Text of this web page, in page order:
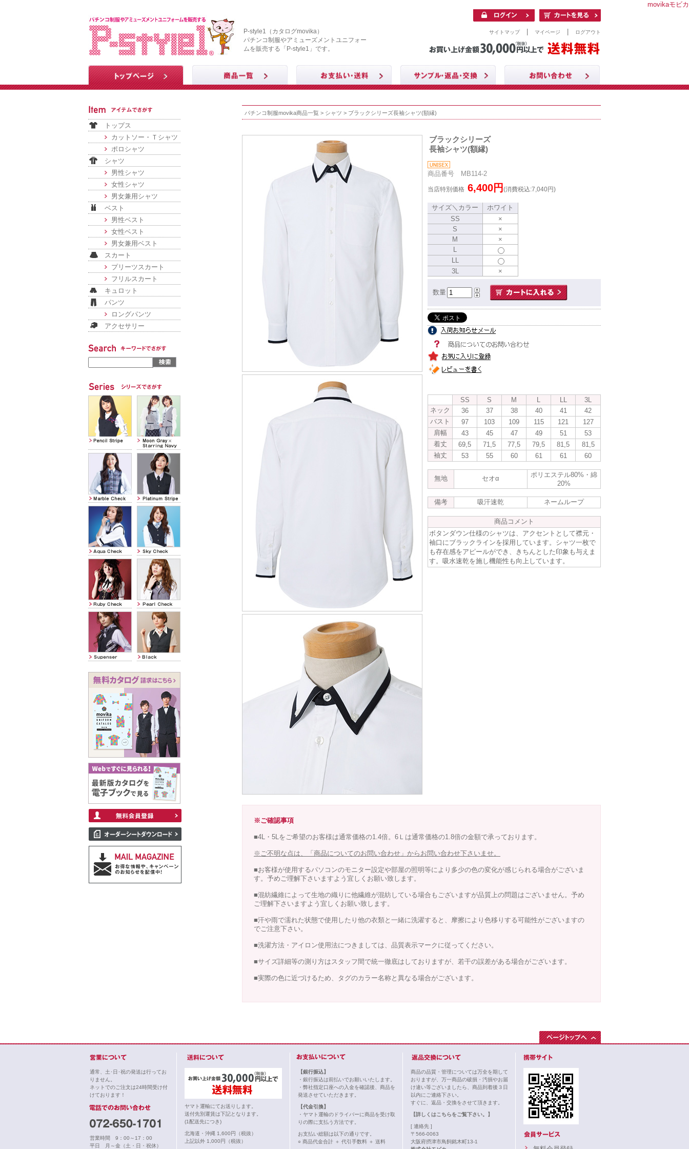
movikaモビカ
P-style1（カタログmovika）
パチンコ制服やアミューズメントユニフォー
ムを販売する「P-style1」です。
サイトマップ| マイページ ログアウト
トップス
カットソー・Ｔシャツ
ポロシャツ
シャツ
男性シャツ
女性シャツ
男女兼用シャツ
ベスト
男性ベスト
女性ベスト
男女兼用ベスト
スカート
プリーツスカート
フリルスカート
キュロット
パンツ
ロングパンツ
アクセサリー
パチンコ制服movika商品一覧 > シャツ > ブラックシリーズ長袖シャツ(額縁)
ブラックシリーズ
長袖シャツ(額縁)
商品番号 MB114-2
当店特別価格 6,400円 (消費税込:7,040円)
サイズ＼カラー
ホワイト
SS
×
S
×
M
×
L
LL
3L
×
数量
SS S M L LL
3L
ネック
36 37 38 40 41
42
バスト
97 103 109 115 121
127
肩幅
43 45 47 49 51
53
着丈
69,5 71,5 77,5 79,5 81,5
81,5
袖丈
53 55 60 61 61 60
無地 セオα
ポリエステル80%・綿
20%
備考 吸汗速乾 ネームループ
商品コメント
ボタンダウン仕様のシャツは、アクセントとして襟元・
袖口にブラックラインを採用しています。シャツ一枚で
も存在感をアピールができ、きちんとした印象も与えま
す。吸水速乾を施し機能性も向上しています。
※ご確認事項
■4L・5Lをご希望のお客様は通常価格の1.4倍。6Ｌは通常価格の1.8倍の金額で承っております。
※ご不明な点は、「商品についてのお問い合わせ」からお問い合わせ下さいませ。
■お客様が使用するパソコンのモニター設定や部屋の照明等により多少の色の変化が感じられる場合がございま
す。予めご理解下さいますよう宜しくお願い致します。
■混紡繊維によって生地の織りに他繊維が混紡している場合もございますが品質上の問題はございません。予め
ご理解下さいますよう宜しくお願い致します。
■汗や雨で濡れた状態で使用したり他の衣類と一緒に洗濯すると、摩擦により色移りする可能性がございますの
でご注意下さい。
■洗濯方法・アイロン使用法につきましては、品質表示マークに従ってください。
■サイズ詳細等の測り方はスタッフ間で統一徹底はしておりますが、若干の誤差がある場合がございます。
■実際の色に近づけるため、タグのカラー名称と異なる場合がございます。
通常、土･日･祝の発送は行ってお
りません。
ネットでのご注文は24時間受け付
けております！
営業時間 9：00～17：00
平日 月～金（土・日・祝休）
ヤマト運輸にてお送りします。
送付先別運賃は下記となります。
(1配送先につき)
北海道・沖縄 1,600円（税抜）
上記以外 1,000円（税抜）
【銀行振込】
・銀行振込は前払いでお願いいたします。
・弊社指定口座への入金を確認後、商品を
発送させていただきます。
【代金引換】
・ヤマト運輸のドライバーに商品を受け取
りの際に支払う方法です。
お支払い総額は以下の通りです。
○ 商品代金合計 ＋ 代引手数料 ＋ 送料
商品の品質・管理については万全を期して
おりますが、万一商品の破損・汚損やお届
け違い等ございましたら、商品到着後３日
以内にご連絡下さい。
すぐに、返品・交換をさせて頂きます。
【詳しくはこちらをご覧下さい。】
[ 連絡先 ]
〒566-0063
大阪府摂津市鳥飼銘木町13-1